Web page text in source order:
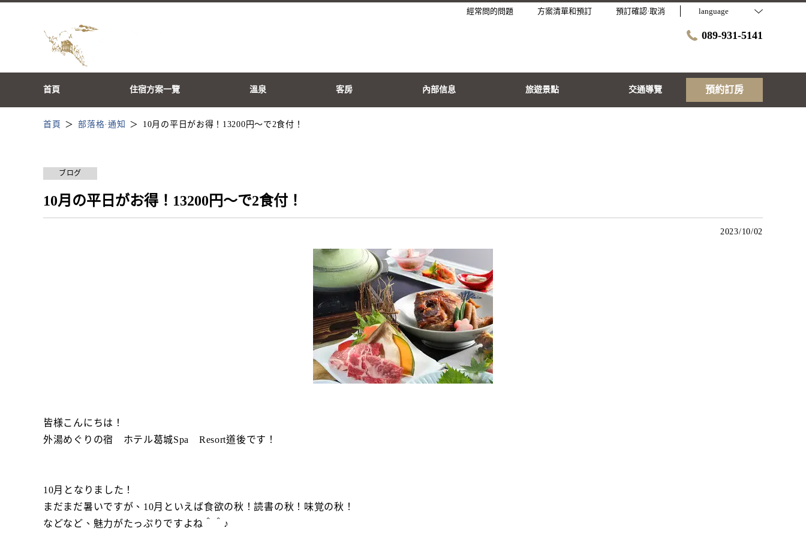
經常問的問題 方案清單和預訂 預訂確認·取消 language
089-931-5141
首頁 住宿方案一覽 溫泉 客房 內部信息 旅遊景點 交通導覽 預約訂房
首頁 部落格·通知 10月の平日がお得！13200円～で2食付！
ブログ
10月の平日がお得！13200円～で2食付！
2023/10/02
皆様こんにちは！
外湯めぐりの宿 ホテル葛城Spa Resort道後です！
10月となりました！
まだまだ暑いですが、10月といえば食欲の秋！読書の秋！味覚の秋！
などなど、魅力がたっぷりですよね＾＾♪